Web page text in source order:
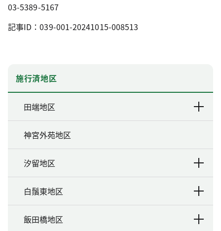
03-5389-5167
記事ID：039-001-20241015-008513
施行済地区
田端地区
神宮外苑地区
汐留地区
白鬚東地区
飯田橋地区